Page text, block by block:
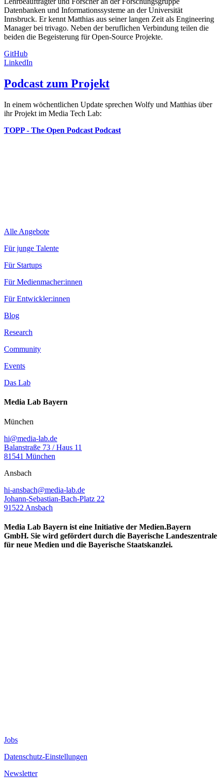
Datenbanken und Informationssysteme an der Universität
Innsbruck. Er kennt Matthias aus seiner langen Zeit als Engineering
Manager bei trivago. Neben der beruflichen Verbindung teilen die
beiden die Begeisterung für Open-Source Projekte.
GitHub
LinkedIn
Podcast zum Projekt
In einem wöchentlichen Update sprechen Wolfy und Matthias über
ihr Projekt im Media Tech Lab:
TOPP - The Open Podcast Podcast
Alle Angebote
Für junge Talente
Für Startups
Für Medienmacher:innen
Für Entwickler:innen
Blog
Research
Community
Events
Das Lab
Media Lab Bayern
München
hi@media-lab.de
Balanstraße 73 / Haus 11
81541 München
Ansbach
hi-ansbach@media-lab.de
Johann-Sebastian-Bach-Platz 22
91522 Ansbach
Media Lab Bayern ist eine Initiative der Medien.Bayern
GmbH. Sie wird gefördert durch die Bayerische Landeszentrale
für neue Medien und die Bayerische Staatskanzlei.
Jobs
Datenschutz-Einstellungen
Newsletter